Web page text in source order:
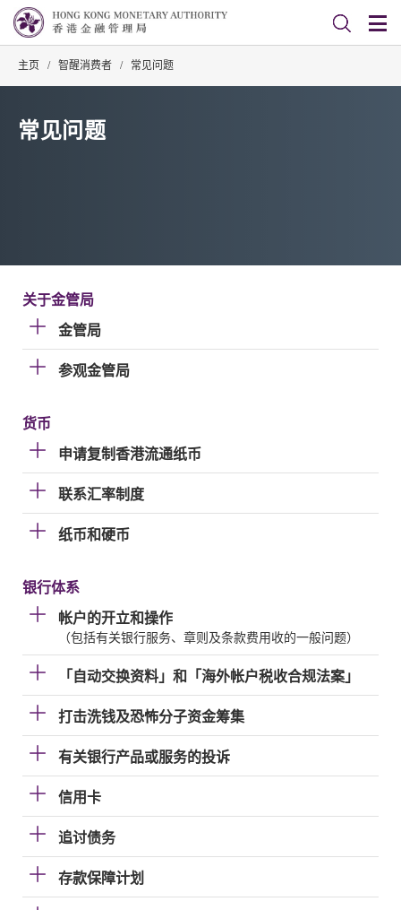
主页 / 智醒消费者 / 常见问题
常见问题
关于金管局
金管局
参观金管局
货币
申请复制香港流通纸币
联系汇率制度
纸币和硬币
银行体系
帐户的开立和操作
（包括有关银行服务、章则及条款费用收的一般问题）
「自动交换资料」和「海外帐户税收合规法案」
打击洗钱及恐怖分子资金筹集
有关银行产品或服务的投诉
信用卡
追讨债务
存款保障计划